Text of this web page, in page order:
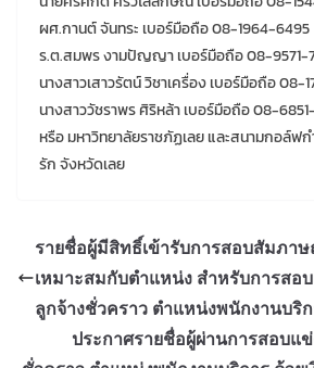
ผศ.กานต์ จันทระ เบอร์มือถือ 08-1964-6495
ร.ต.สมพร งามปัญญา เบอร์มือถือ 08-9571-
นางสาวเสาวรัตน์ วิชาเครื่อง เบอร์มือถือ 08-
นางสาววัชราพร ศิริหล้า เบอร์มือถือ 08-
หรือ มหาวิทยาลัยราชภัฏเลย และสนามกอล์ฟ
รัก จังหวัดเลย
รายชื่อผู้มีสิทธิ์เข้ารับการสอบสัมภา
เหมาะสมกับตำแหน่ง สำหรับการสอ
ลูกจ้างชั่วคราว ตำแหน่งพนักงานบริ
ประกาศรายชื่อผู้ผ่านการสอบแ